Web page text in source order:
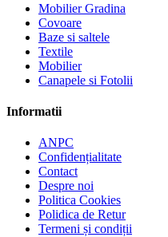
Mobilier Gradina
Covoare
Baze si saltele
Textile
Mobilier
Canapele si Fotolii
Informatii
ANPC
Confidențialitate
Contact
Despre noi
Politica Cookies
Polidica de Retur
Termeni și condiții